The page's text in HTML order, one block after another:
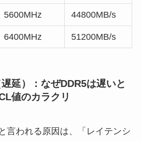
5600MHz 44800MB/s
6400MHz 51200MB/s
延）：なぜDDR5は遅いと
値のカラクリ
言われる原因は、「レイテンシ